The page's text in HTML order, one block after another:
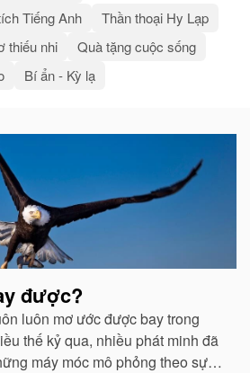
Tiếng Anh
Thần thoại Hy Lạp
thiếu nhi
Quà tặng cuộc sống
Bí ẩn - Kỳ lạ
được?
luôn mơ ước được bay trong
thế kỷ qua, nhiều phát minh đã
máy móc mô phỏng theo sự